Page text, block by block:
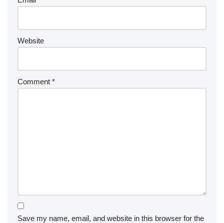
Website
Comment *
Save my name, email, and website in this browser for the